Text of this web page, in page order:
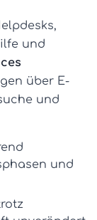
und
über E-
und
und